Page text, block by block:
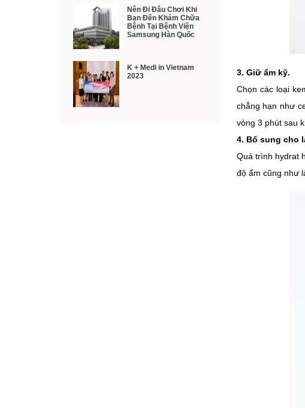
Nên Đi Đâu Chơi Khi
Bạn Đến Khám Chữa
Bệnh Tại Bệnh Viện
Samsung Hàn Quốc
K + Medi in Vietnam
2023
3. Giữ ẩm kỹ.
Chọn các loại
chẳng hạn như
vòng 3 phút sau
4. Bổ sung cho
Quá trình hydrat
độ ẩm cũng như